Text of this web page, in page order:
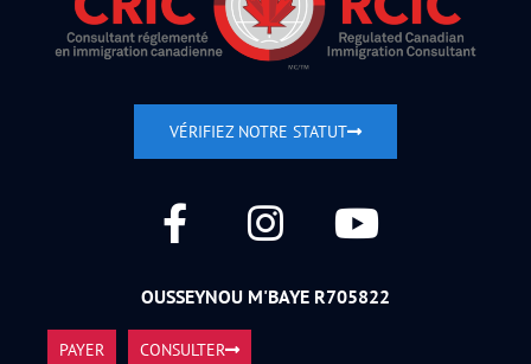
VÉRIFIEZ NOTRE STATUT
OUSSEYNOU M'BAYE R705822
PAYER CONSULTER